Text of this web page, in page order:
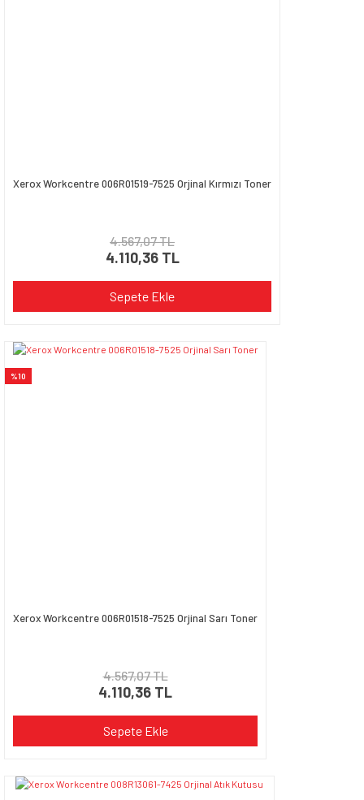
Xerox Workcentre 006R01519-7525 Orjinal Kırmızı Toner
4.567,07 TL
4.110,36 TL
Sepete Ekle
%10
Xerox Workcentre 006R01518-7525 Orjinal Sarı Toner
4.567,07 TL
4.110,36 TL
Sepete Ekle